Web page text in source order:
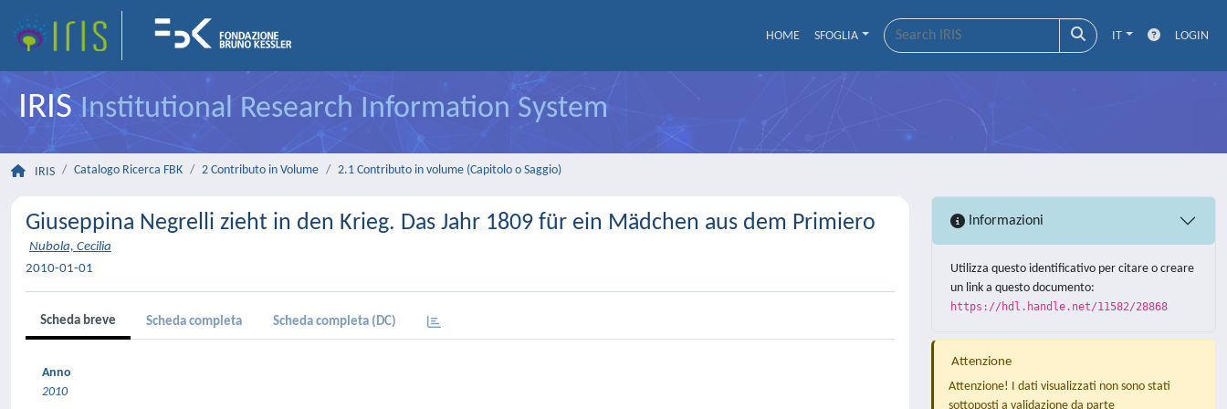
HOME SFOGLIA IT LOGIN
IRISInstitutional Research Information System
IRIS Catalogo Ricerca FBK 2 Contributo in Volume 2.1 Contributo in volume (Capitolo o Saggio)
Giuseppina Negrelli zieht in den Krieg. Das Jahr 1809 für ein Mädchen aus dem Primiero
Nubola, Cecilia
2010-01-01
Scheda breve Scheda completa Scheda completa (DC)
Anno
2010
Informazioni
Utilizza questo identificativo per citare o creare
un link a questo documento:
https://hdl.handle.net/11582/28868
Attenzione
Attenzione! I dati visualizzati non sono stati
sottoposti a validazione da parte